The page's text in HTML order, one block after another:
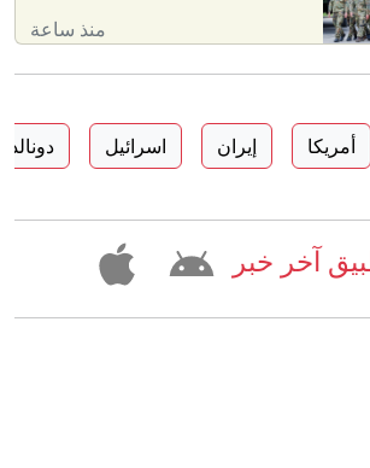
منذ ساعة
أمريكا إيران اسرائيل
آخر خبر